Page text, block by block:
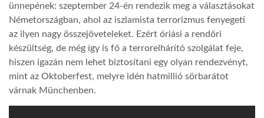
AFRIKA TUDÁSTÁR
A NAP SZÉPE
LINKTR.EE
ünnepének: szeptember 24-én rendezik meg a választásokat
Németországban, ahol az iszlamista terrorizmus fenyegeti
az ilyen nagy összejöveteleket. Ezért óriási a rendőri
készültség, de még így is fő a terrorelhárító szolgálat feje,
hiszen igazán nem lehet biztosítani egy olyan rendezvényt,
mint az Oktoberfest, melyre idén hatmillió sörbarátot
várnak Münchenben.